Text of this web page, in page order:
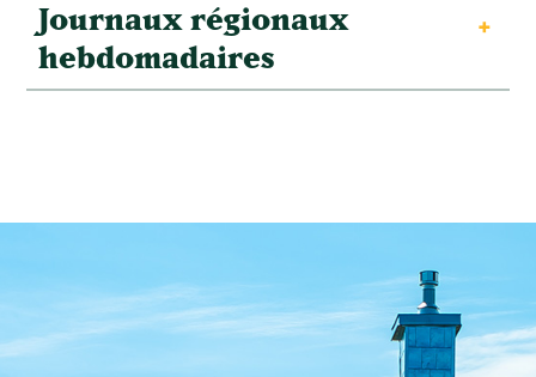
Journaux régionaux
hebdomadaires